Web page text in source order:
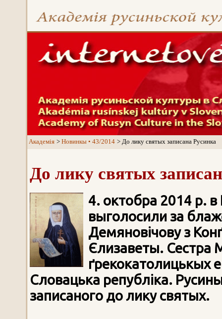
Aкадемія Новинкы • 43/2014 До лику святых записана Русинка
До лику святых
4. oктобра 2014 р.
выголосили за
Демяновічову з
Єлизаветы. Сестра
ґрекокатолицькых
Словацька републіка.
записаного до лику святых.